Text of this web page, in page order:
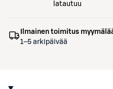
latautuu
Ilmainen toimitus
1–5 arkipäivää